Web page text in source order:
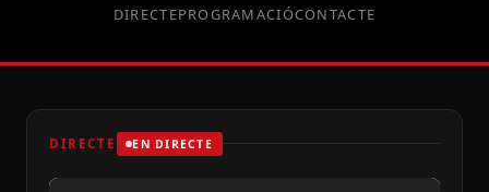
DIRECTEPROGRAMACIÓCONTACTE
DIRECTE EN DIRECTE